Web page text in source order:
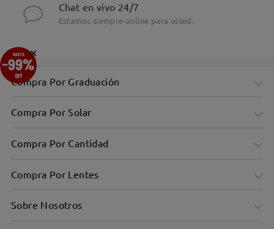
Chat en vivo 24/7
Estamos siempre online para usted.
Compra Por Graduación
Compra Por Solar
Compra Por Cantidad
Compra Por Lentes
Sobre Nosotros
×